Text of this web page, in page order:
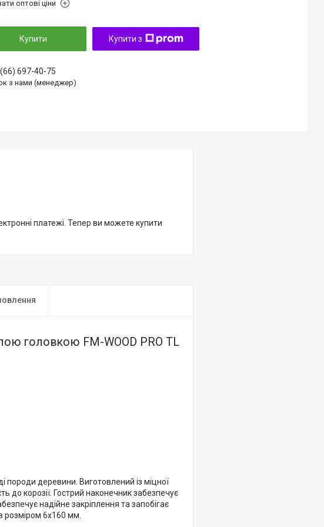
оптові ціни
Купити Купити з
697-40-75
з нами (менеджер)
платежі. Тепер ви можете купити
головкою FM-WOOD PRO TL
породи деревини. Виготовлений із міцної
до корозії. Гострий наконечник забезпечує
надійне закріплення та запобігає
розміром 6х160 мм.